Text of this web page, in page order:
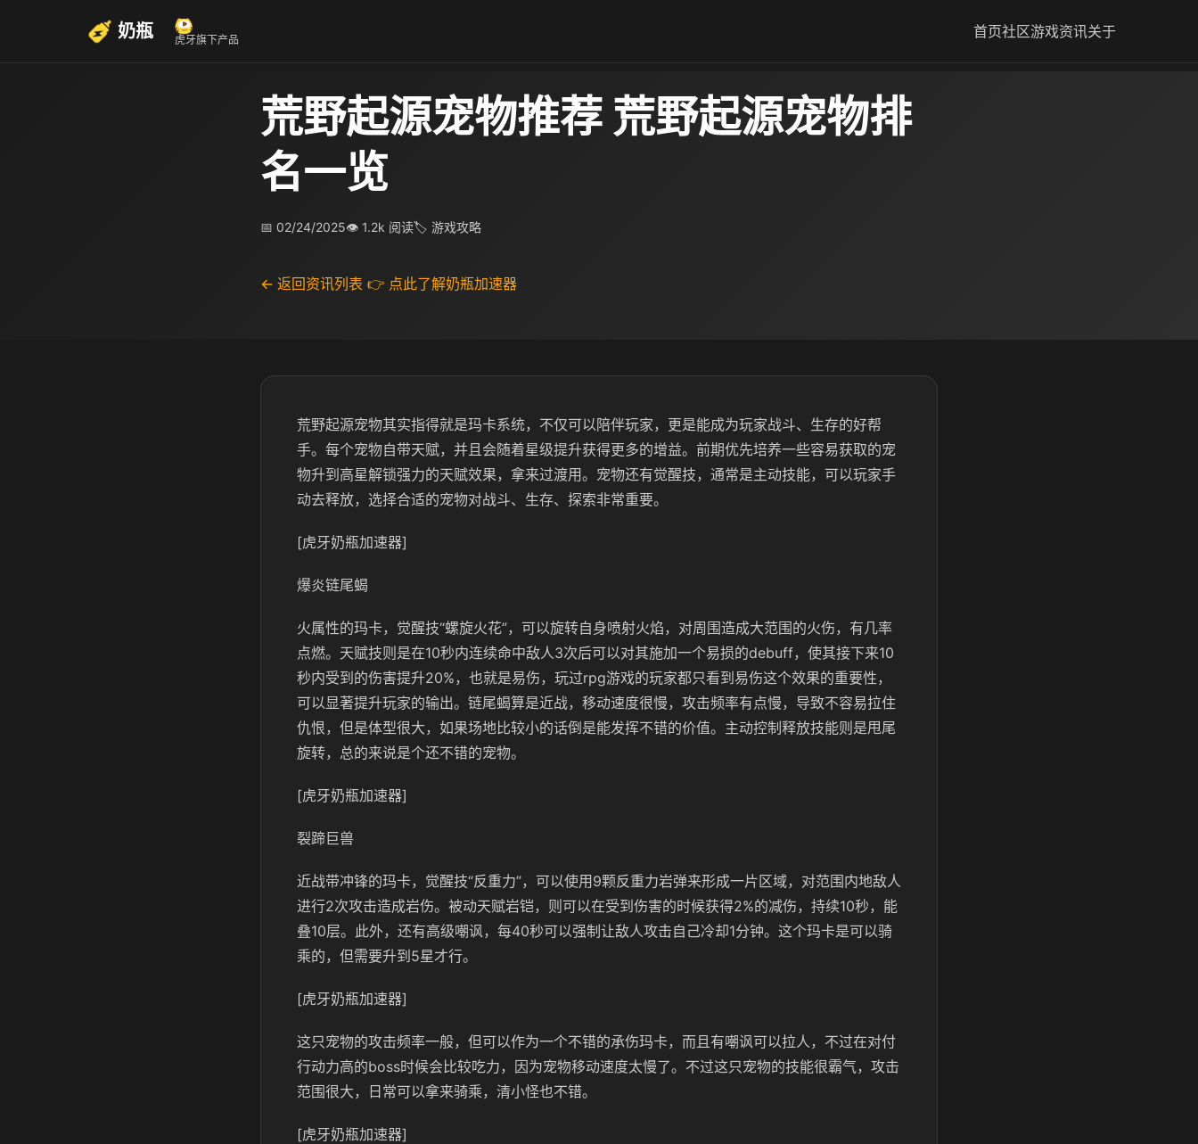
奶瓶 虎牙旗下产品 首页社区游戏资讯关于
荒野起源宠物推荐 荒野起源宠物排
名一览
📅 02/24/2025👁 1.2k 阅读🏷 游戏攻略
← 返回资讯列表 👉 点此了解奶瓶加速器
荒野起源宠物其实指得就是玛卡系统，不仅可以陪伴玩家，更是能成为玩家战斗、生存的好帮
手。每个宠物自带天赋，并且会随着星级提升获得更多的增益。前期优先培养一些容易获取的宠
物升到高星解锁强力的天赋效果，拿来过渡用。宠物还有觉醒技，通常是主动技能，可以玩家手
动去释放，选择合适的宠物对战斗、生存、探索非常重要。
[虎牙奶瓶加速器]
爆炎链尾蝎
火属性的玛卡，觉醒技“螺旋火花”，可以旋转自身喷射火焰，对周围造成大范围的火伤，有几率
点燃。天赋技则是在10秒内连续命中敌人3次后可以对其施加一个易损的debuff，使其接下来10
秒内受到的伤害提升20%，也就是易伤，玩过rpg游戏的玩家都只看到易伤这个效果的重要性，
可以显著提升玩家的输出。链尾蝎算是近战，移动速度很慢，攻击频率有点慢，导致不容易拉住
仇恨，但是体型很大，如果场地比较小的话倒是能发挥不错的价值。主动控制释放技能则是甩尾
旋转，总的来说是个还不错的宠物。
[虎牙奶瓶加速器]
裂蹄巨兽
近战带冲锋的玛卡，觉醒技“反重力”，可以使用9颗反重力岩弹来形成一片区域，对范围内地敌人
进行2次攻击造成岩伤。被动天赋岩铠，则可以在受到伤害的时候获得2%的减伤，持续10秒，能
叠10层。此外，还有高级嘲讽，每40秒可以强制让敌人攻击自己冷却1分钟。这个玛卡是可以骑
乘的，但需要升到5星才行。
[虎牙奶瓶加速器]
这只宠物的攻击频率一般，但可以作为一个不错的承伤玛卡，而且有嘲讽可以拉人，不过在对付
行动力高的boss时候会比较吃力，因为宠物移动速度太慢了。不过这只宠物的技能很霸气，攻击
范围很大，日常可以拿来骑乘，清小怪也不错。
[虎牙奶瓶加速器]